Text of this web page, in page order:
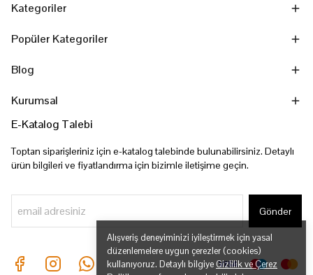
Alışveriş deneyiminizi iyileştirmek için yasal
düzenlemelere uygun çerezler (cookies)
kullanıyoruz. Detaylı bilgiye Gizlilik ve Çerez
Kategoriler
Popüler Kategoriler
Blog
Kurumsal
E-Katalog Talebi
Toptan siparişleriniz için e-katalog talebinde bulunabilirsiniz. Detaylı
ürün bilgileri ve fiyatlandırma için bizimle iletişime geçin.
Gönder